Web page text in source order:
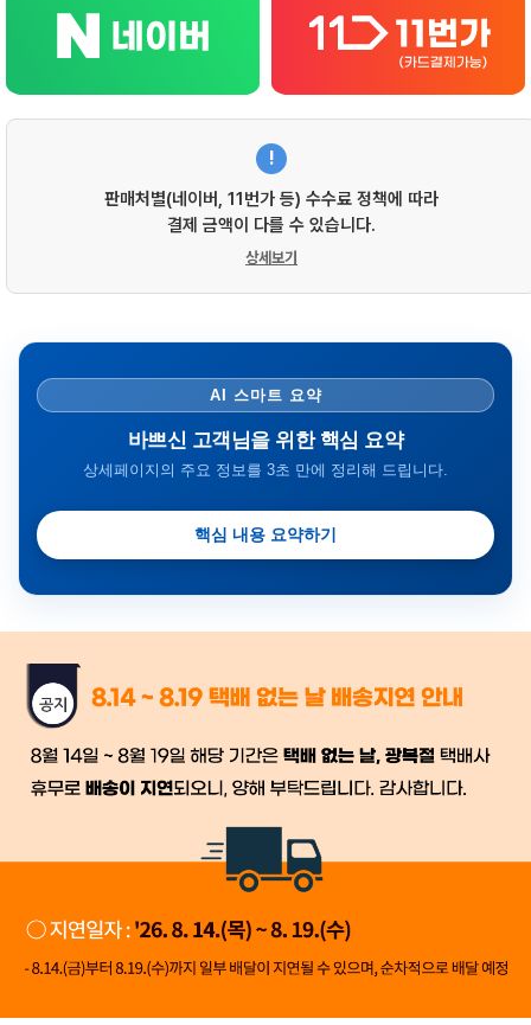
!
판매처별(네이버, 11번가 등) 수수료 정책에 따라
결제 금액이 다를 수 있습니다.
상세보기
AI 스마트 요약
바쁘신 고객님을 위한 핵심 요약
상세페이지의 주요 정보를 3초 만에 정리해 드립니다.
핵심 내용 요약하기
금일 시세가 적용
배송
시작 후 환불이 불가